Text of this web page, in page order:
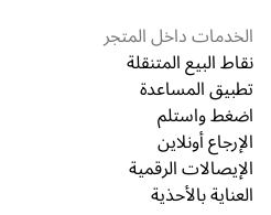
الخدمات داخل المتجر
نقاط البيع المتنقلة
تطبيق المساعدة
اضغط واستلم
الإرجاع أونلاين
الإيصالات الرقمية
العناية بالأحذية